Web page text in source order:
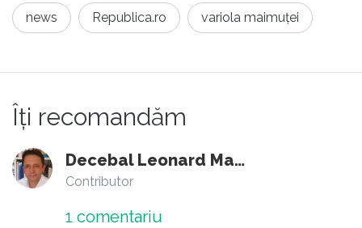
news Republica.ro variola maimuței
Îți recomandăm
Decebal Leonard Marin
Contributor
1 comentariu